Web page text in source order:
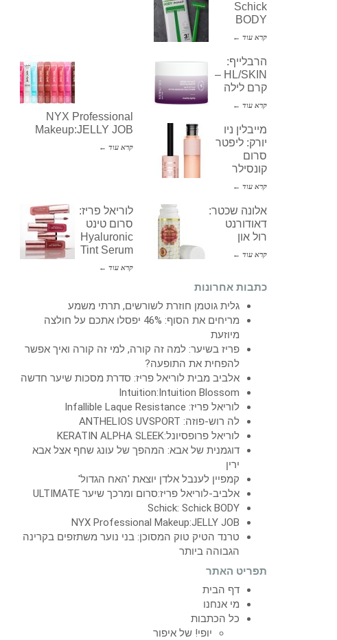
Schick
BODY
קרא עוד ←
NYX Professional
Makeup:JELLY JOB
קרא עוד ←
הרבלייף:
HL/SKIN –
קרם לילה
קרא עוד ←
מייבלין ניו
יורק: ליפטר
סרום
קונסילר
קרא עוד ←
לוריאל פריז:
סרום טינט
Hyaluronic
Tint Serum
קרא עוד ←
אלונה שכטר:
דאודורנט
רול און
קרא עוד ←
כתבות אחרונות
גלית גוטמן חוזרת לשורשים, תרתי משמע
מריחים את הסוף: 46% יפסלו אתכם על חולצה
מיוזעת
פריז בשיער: למה זה קורה, למי זה קורה ואיך אפשר
להפחית את התופעה?
אלביב מבית לוריאל פריז: סדרת מסכות שיער חדשה
Intuition:Intuition Blossom
לוריאל פריז: Infallible Laque Resistance
לה רוש-פוזה: ANTHELIOS UVSPORT
לוריאל פרופסיונל:KERATIN ALPHA SLEEK
דוגמנית של אבא: המהפך של עונג שחף אצל אבא
ירין
קמפיין לענבל אלדן יוצאת 'האח הגדול'
אלביב-לוריאל פריז:סרום ומרכך שיער ULTIMATE
Schick: Schick BODY
NYX Professional Makeup:JELLY JOB
טרנד הטיק טוק המסוכן: בני נוער משתזפים בקרינה
הגבוהה ביותר
תפריט האתר
דף הבית
מי אנחנו
כל הכתבות
יופי! של איפור